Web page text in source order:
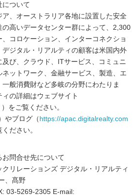
について
、オーストラリア各地に設置した安全
高いデータセンター群によって、2,300
コロケーション、インターコネクショ
デジタル・リアルティの顧客は米国内外
び、クラウド、ITサービス、コミュニ
ットワーク、金融サービス、製造、エ
般消費財など多岐の分野にわたりま
の詳細はウェブサイト
をご覧ください。
やブログ（ https://apac.digitalrealty.com
ださい。
問合せ先について
リレーションズ デジタル・リアルティ
、髙野
03-5269-2305 E-mail: